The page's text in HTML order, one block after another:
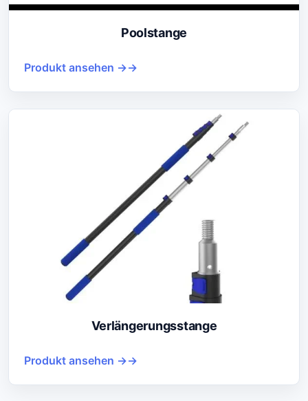
Poolstange
Produkt ansehen →
Verlängerungsstange
Produkt ansehen →